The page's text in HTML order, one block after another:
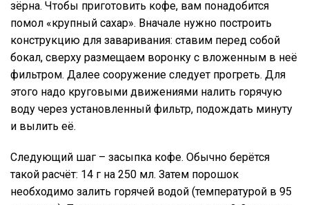
зёрна. Чтобы приготовить кофе, вам понадобится
помол «крупный сахар». Вначале нужно построить
конструкцию для заваривания: ставим перед собой
бокал, сверху размещаем воронку с вложенным в неё
фильтром. Далее сооружение следует прогреть. Для
этого надо круговыми движениями налить горячую
воду через установленный фильтр, подождать минуту
и вылить её.
Следующий шаг – засыпка кофе. Обычно берётся
такой расчёт: 14 г на 250 мл. Затем порошок
необходимо залить горячей водой (температурой в 95